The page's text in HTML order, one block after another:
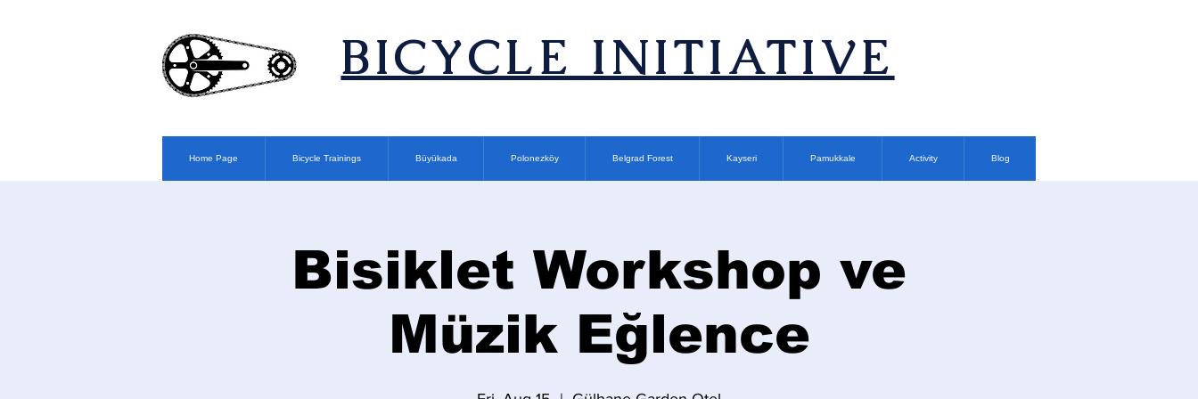
​BICYCLE INITIATIVE
Home Page Bicycle Trainings Büyükada Polonezköy Belgrad Forest Kayseri Pamukkale Activity Blog
Bisiklet Workshop ve
Müzik Eğlence